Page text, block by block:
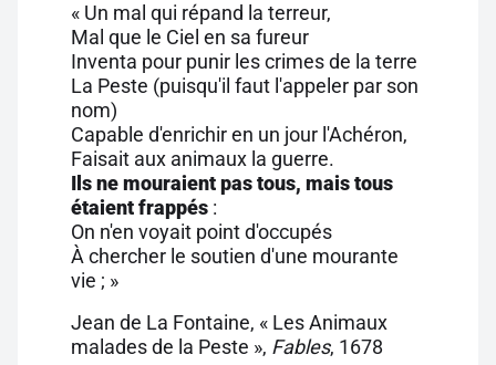
« Un mal qui répand la terreur,
Mal que le Ciel en sa fureur
Inventa pour punir les crimes de la terre
La Peste (puisqu'il faut l'appeler par son
nom)
Capable d'enrichir en un jour l'Achéron,
Faisait aux animaux la guerre.
Ils ne mouraient pas tous, mais tous
étaient frappés :
On n'en voyait point d'occupés
À chercher le soutien d'une mourante
vie ; »
Jean de La Fontaine, « Les Animaux
malades de la Peste », Fables, 1678